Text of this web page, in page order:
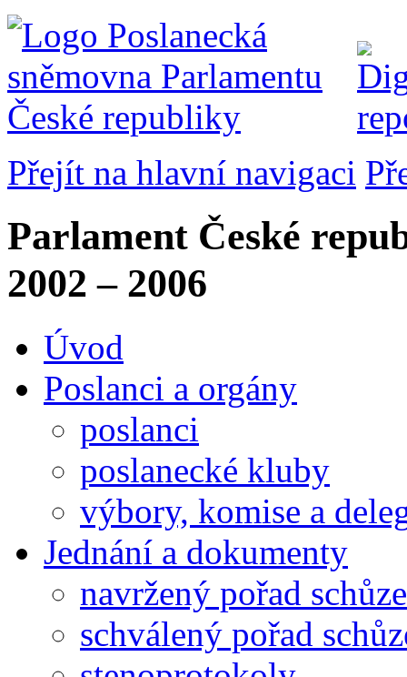
Přejít na hlavní navigaci
Parlament České
2002 – 2006
Úvod
Poslanci a orgány
poslanci
poslanecké kluby
výbory, komise a
Jednání a dokumenty
navržený pořad schůze
schválený pořad